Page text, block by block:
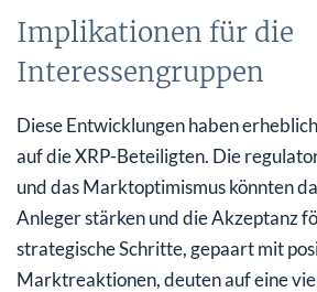
Implikationen für die
Interessengruppen
Diese Entwicklungen haben
auf die XRP-Beteiligten. Die
und das Marktoptimismus könnten
Anleger stärken und die Akzeptanz
strategische Schritte, gepaart mit
Marktreaktionen, deuten auf eine